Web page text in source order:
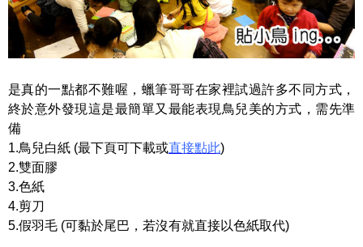
是真的一點都不難喔，蠟筆哥哥在家裡試過許多不同方式，
終於意外發現這是最簡單又最能表現鳥兒美的方式，需先準
備
1.鳥兒白紙 (最下頁可下載或直接點此)
2.雙面膠
3.色紙
4.剪刀
5.假羽毛 (可黏於尾巴，若沒有就直接以色紙取代)